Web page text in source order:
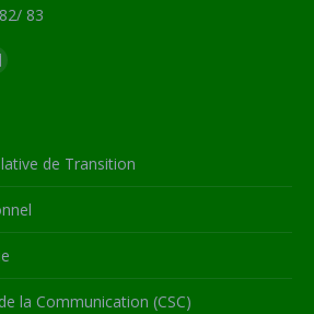
83
de Transition
la Communication (CSC)